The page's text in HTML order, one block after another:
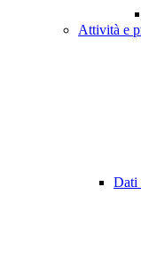
Attività e
Dati